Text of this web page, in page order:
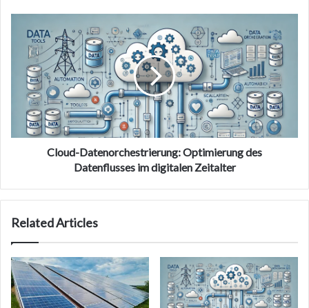
Datenorchestrierung:
Optimierung
Datenflusses
digitalen
Zeitalter
Cloud-Datenorchestrierung: Optimierung des
Datenflusses im digitalen Zeitalter
Related Articles